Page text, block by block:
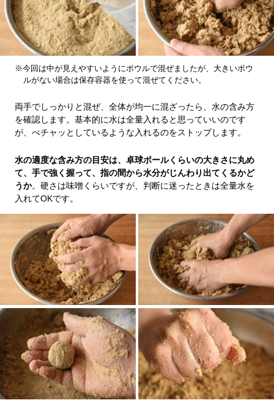
※今回は中が見えやすいようにボウルで混ぜましたが、大きいボウ
ルがない場合は保存容器を使って混ぜてください。
両手でしっかりと混ぜ、全体が均一に混ざったら、水の含み方
を確認します。基本的に水は全量入れると思っていいのです
が、べチャッとしているような入れるのをストップします。
水の適度な含み方の目安は、卓球ボールくらいの大きさに丸め
て、手で強く握って、指の間から水分がじんわり出てくるかど
うか。硬さは味噌くらいですが、判断に迷ったときは全量水を
入れてOKです。